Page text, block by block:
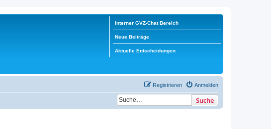
Interner GVZ-Chat Bereich
Neue Beiträge
Aktuelle Entscheidungen
Anmelden
Registrieren
Suche